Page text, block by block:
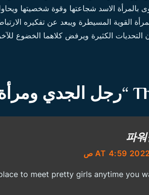
الاسد شجاعتها وقوة شخصيتها
القوية المسيطرة ويبعد عن تفكيره
التحديات الكثيرة ويرفض كلاهما الخضوع
رجل الجدي
파
to meet pretty girls anytime you